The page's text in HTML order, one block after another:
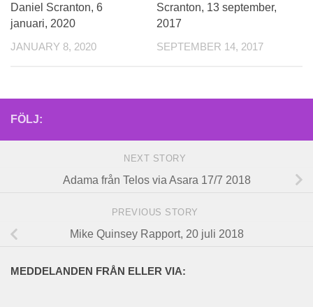
Daniel Scranton, 6
januari, 2020
JANUARY 8, 2020
Scranton, 13 september,
2017
SEPTEMBER 14, 2017
FÖLJ:
NEXT STORY
Adama från Telos via Asara 17/7 2018
PREVIOUS STORY
Mike Quinsey Rapport, 20 juli 2018
MEDDELANDEN FRÅN ELLER VIA: